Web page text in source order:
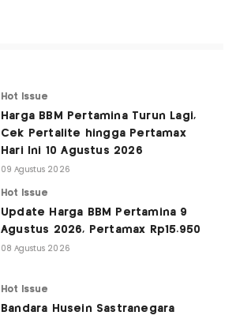
Hot Issue
Harga BBM Pertamina Turun Lagi,
Cek Pertalite hingga Pertamax
Hari Ini 10 Agustus 2026
09 Agustus 2026
Hot Issue
Update Harga BBM Pertamina 9
Agustus 2026, Pertamax Rp15.950
08 Agustus 2026
Hot Issue
Bandara Husein Sastranegara